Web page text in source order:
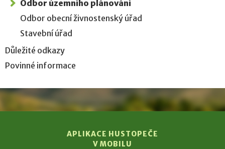
Odbor územního plánování
Odbor obecní živnostenský úřad
Stavební úřad
Důležité odkazy
Povinné informace
APLIKACE HUSTOPEČE
V MOBILU